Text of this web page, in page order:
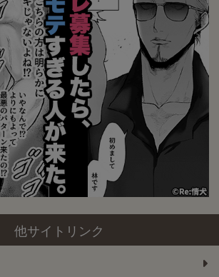
他サイトリンク